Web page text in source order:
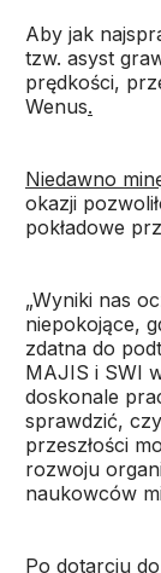
Aby jak
tzw. asyst
prędkości,
Wenus.
Niedawno
okazji
pokładowe
„Wyniki nas
niepokojące,
zdatna do
MAJIS i SWI
doskonale
sprawdzić,
przeszłości
rozwoju
naukowców
Po dotarciu